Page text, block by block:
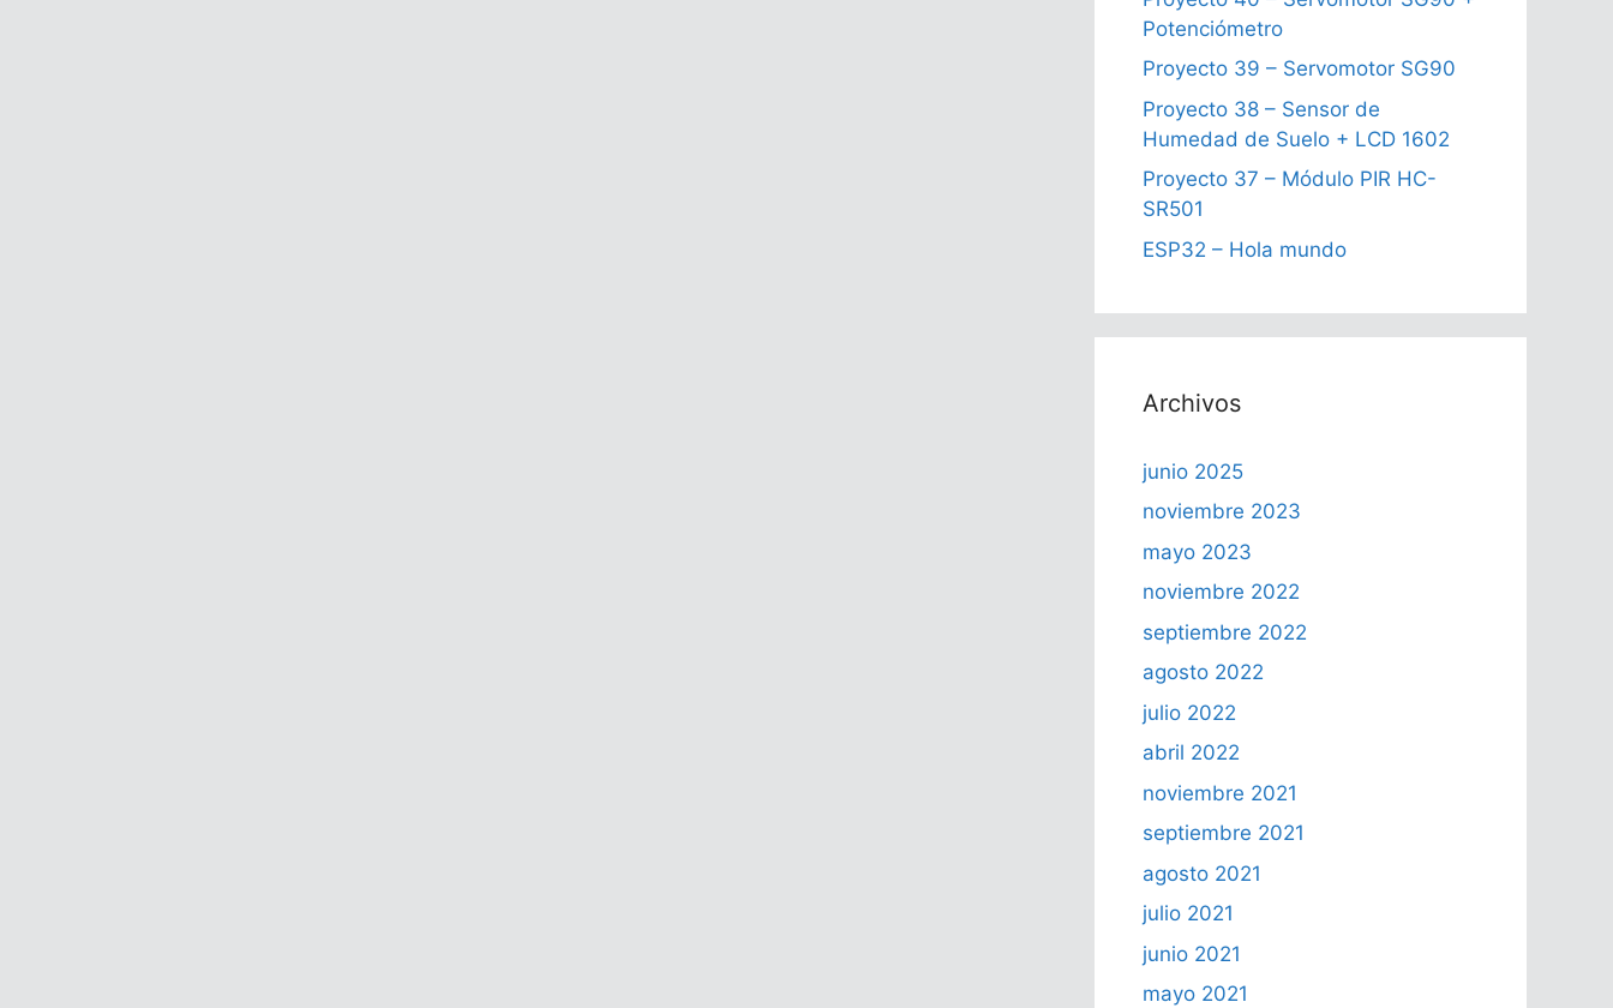
Potenciómetro
Proyecto 39 – Servomotor SG90
Proyecto 38 – Sensor de
Humedad de Suelo + LCD 1602
Proyecto 37 – Módulo PIR HC-
SR501
ESP32 – Hola mundo
Archivos
junio 2025
noviembre 2023
mayo 2023
noviembre 2022
septiembre 2022
agosto 2022
julio 2022
abril 2022
noviembre 2021
septiembre 2021
agosto 2021
julio 2021
junio 2021
mayo 2021